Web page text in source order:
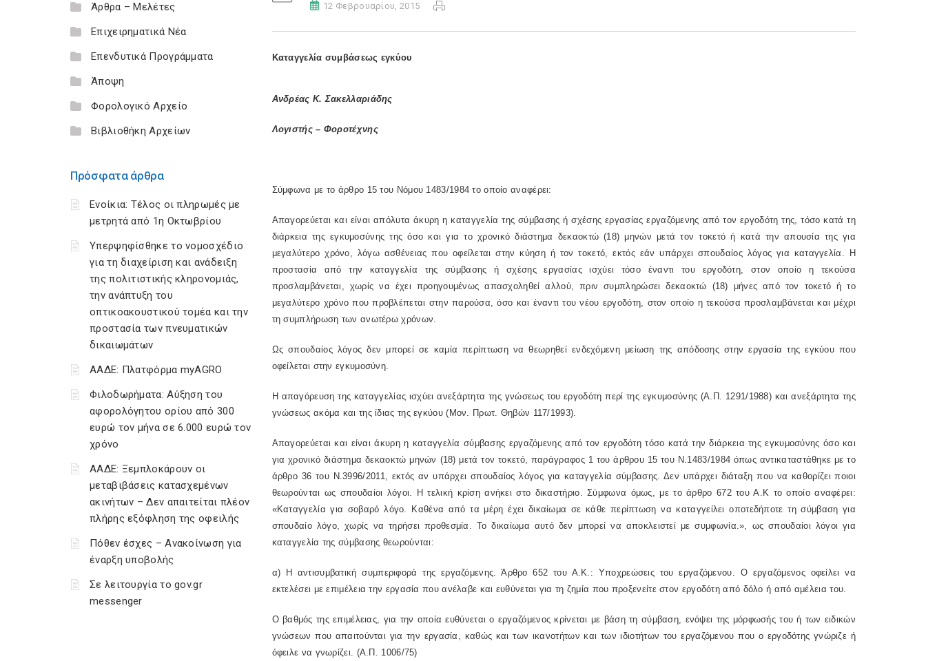
Άρθρα – Μελέτες
Επιχειρηματικά Νέα
Επενδυτικά Προγράμματα
Άποψη
Φορολογικό Αρχείο
Βιβλιοθήκη Αρχείων
Πρόσφατα άρθρα
Ενοίκια: Τέλος οι πληρωμές με
μετρητά από 1η Οκτωβρίου
Υπερψηφίσθηκε το νομοσχέδιο
για τη διαχείριση και ανάδειξη
της πολιτιστικής κληρονομιάς,
την ανάπτυξη του
οπτικοακουστικού τομέα και την
προστασία των πνευματικών
δικαιωμάτων
ΑΑΔΕ: Πλατφόρμα myAGRO
Φιλοδωρήματα: Αύξηση του
αφορολόγητου ορίου από 300
ευρώ τον μήνα σε 6.000 ευρώ τον
χρόνο
ΑΑΔΕ: Ξεμπλοκάρουν οι
μεταβιβάσεις κατασχεμένων
ακινήτων – Δεν απαιτείται πλέον
πλήρης εξόφληση της οφειλής
Πόθεν έσχες – Ανακοίνωση για
έναρξη υποβολής
Σε λειτουργία το gov.gr
messenger
12 Φεβρουαρίου, 2015
Καταγγελία συμβάσεως εγκύου
Ανδρέας Κ. Σακελλαριάδης
Λογιστής – Φοροτέχνης
Σύμφωνα με το άρθρο 15 του Νόμου 1483/1984 το οποίο αναφέρει:
Απαγορεύεται και είναι απόλυτα άκυρη η καταγγελία της σύμβασης ή σχέσης εργασίας εργαζόμενης από τον εργοδότη της, τόσο κατά τη
διάρκεια της εγκυμοσύνης της όσο και για το χρονικό διάστημα δεκαοκτώ (18) μηνών μετά τον τοκετό ή κατά την απουσία της για
μεγαλύτερο χρόνο, λόγω ασθένειας που οφείλεται στην κύηση ή τον τοκετό, εκτός εάν υπάρχει σπουδαίος λόγος για καταγγελία. Η
προστασία από την καταγγελία της σύμβασης ή σχέσης εργασίας ισχύει τόσο έναντι του εργοδότη, στον οποίο η τεκούσα
προσλαμβάνεται, χωρίς να έχει προηγουμένως απασχοληθεί αλλού, πριν συμπληρώσει δεκαοκτώ (18) μήνες από τον τοκετό ή το
μεγαλύτερο χρόνο που προβλέπεται στην παρούσα, όσο και έναντι του νέου εργοδότη, στον οποίο η τεκούσα προσλαμβάνεται και μέχρι
τη συμπλήρωση των ανωτέρω χρόνων.
Ως σπουδαίος λόγος δεν μπορεί σε καμία περίπτωση να θεωρηθεί ενδεχόμενη μείωση της απόδοσης στην εργασία της εγκύου που
οφείλεται στην εγκυμοσύνη.
Η απαγόρευση της καταγγελίας ισχύει ανεξάρτητα της γνώσεως του εργοδότη περί της εγκυμοσύνης (Α.Π. 1291/1988) και ανεξάρτητα της
γνώσεως ακόμα και της ίδιας της εγκύου (Μον. Πρωτ. Θηβών 117/1993).
Απαγορεύεται και είναι άκυρη η καταγγελία σύμβασης εργαζόμενης από τον εργοδότη τόσο κατά την διάρκεια της εγκυμοσύνης όσο και
για χρονικό διάστημα δεκαοκτώ μηνών (18) μετά τον τοκετό, παράγραφος 1 του άρθρου 15 του Ν.1483/1984 όπως αντικαταστάθηκε με το
άρθρο 36 του Ν.3996/2011, εκτός αν υπάρχει σπουδαίος λόγος για καταγγελία σύμβασης. Δεν υπάρχει διάταξη που να καθορίζει ποιοι
θεωρούνται ως σπουδαίοι λόγοι. Η τελική κρίση ανήκει στο δικαστήριο. Σύμφωνα όμως, με το άρθρο 672 του Α.Κ το οποίο αναφέρει:
«Καταγγελία για σοβαρό λόγο. Καθένα από τα μέρη έχει δικαίωμα σε κάθε περίπτωση να καταγγείλει οποτεδήποτε τη σύμβαση για
σπουδαίο λόγο, χωρίς να τηρήσει προθεσμία. Το δικαίωμα αυτό δεν μπορεί να αποκλειστεί με συμφωνία.», ως σπουδαίοι λόγοι για
καταγγελία της σύμβασης θεωρούνται:
α) Η αντισυμβατική συμπεριφορά της εργαζόμενης. Άρθρο 652 του Α.Κ.: Υποχρεώσεις του εργαζόμενου. Ο εργαζόμενος οφείλει να
εκτελέσει με επιμέλεια την εργασία που ανέλαβε και ευθύνεται για τη ζημία που προξενείτε στον εργοδότη από δόλο ή από αμέλεια του.
Ο βαθμός της επιμέλειας, για την οποία ευθύνεται ο εργαζόμενος κρίνεται με βάση τη σύμβαση, ενόψει της μόρφωσής του ή των ειδικών
γνώσεων που απαιτούνται για την εργασία, καθώς και των ικανοτήτων και των ιδιοτήτων του εργαζόμενου που ο εργοδότης γνώριζε ή
όφειλε να γνωρίζει. (Α.Π. 1006/75)